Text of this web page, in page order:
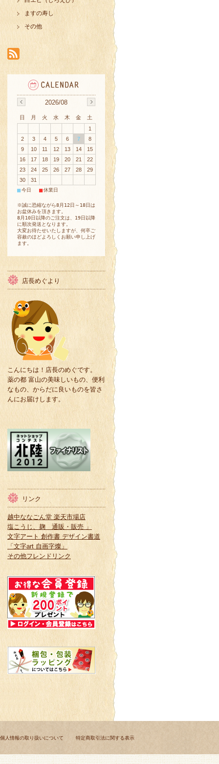
ますの寿し
その他
2026/08
日 月 火 水 木 金
土
1
2
3 4 5 6 7
8
9
10 11 12 13 14
15
16
17 18 19 20 21
22
23
24 25 26 27 28
29
30
31
■今日 ■休業日
※誠に恐縮ながら8月12日～18日は
お盆休みを頂きます。
8月10日以降のご注文は、19日以降
に順次発送となります。
大変お待たせいたしますが、何卒ご
容赦のほどよろしくお願い申し上げ
ます。
店長めぐより
こんにちは！店長のめぐです。
薬の都 富山の美味しいもの、便利
なもの、からだに良いものを皆さ
んにお届けします。
リンク
越中ななごん堂 楽天市場店
塩こうじ、麹 通販・販売 」
文字アート 創作書 デザイン書道
「文字art 自画字燦」
その他フレンドリンク
個人情報の取り扱いについて 特定商取引法に関する表示